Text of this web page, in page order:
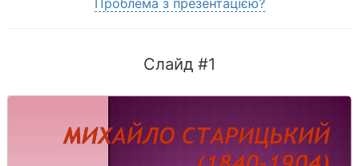
Проблема з презентацією?
Слайд #1